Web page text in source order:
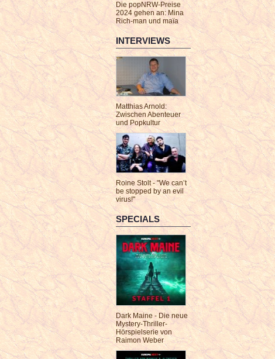
Die popNRW-Preise
2024 gehen an: Mina
Rich-man und maïa
INTERVIEWS
Matthias Arnold:
Zwischen Abenteuer
und Popkultur
Roine Stolt - "We can’t
be stopped by an evil
virus!"
SPECIALS
Dark Maine - Die neue
Mystery-Thriller-
Hörspielserie von
Raimon Weber